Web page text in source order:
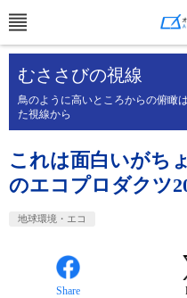
むささびの視線
鳥のように高いところからの俯瞰
た視線から
これは面白いがち
のエコプロダクツ
地球環境・エコ
Share